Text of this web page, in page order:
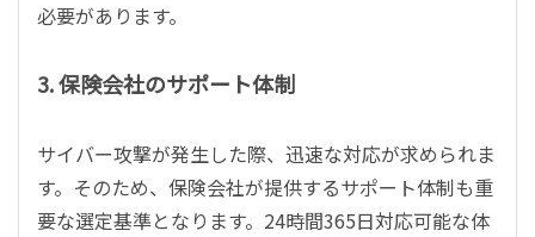
必要があります。
3. 保険会社のサポート体制
サイバー攻撃が発生した際、迅速な対応が求められま
す。そのため、保険会社が提供するサポート体制も重
要な選定基準となります。24時間365日対応可能な体